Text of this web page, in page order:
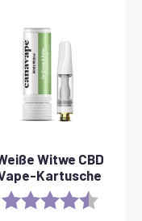
Witwe CBD
Kartusche
Rating: 4.6 out